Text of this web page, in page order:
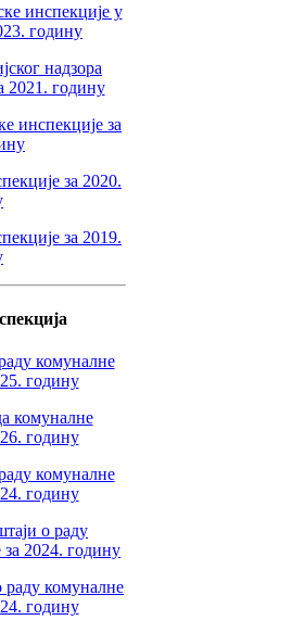
инспекције у
годину
надзора
2021. годину
инспекције за
за 2020.
за 2019.
комуналне
годину
комуналне
годину
комуналне
годину
о раду
2024. годину
комуналне
годину